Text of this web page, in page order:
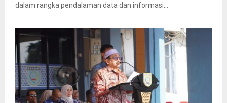
dalam rangka pendalaman data dan informasi...